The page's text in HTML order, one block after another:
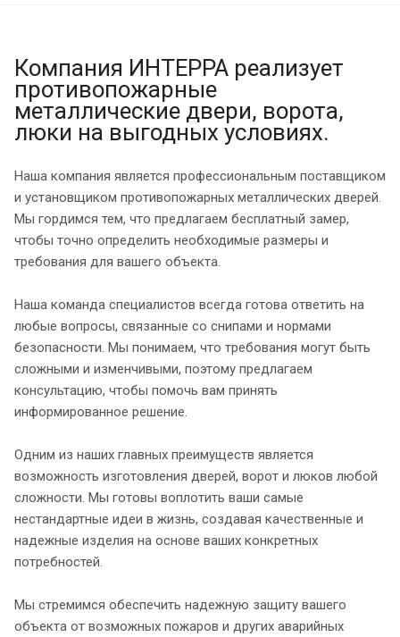
Компания ИНТЕРРА реализует
противопожарные
металлические двери, ворота,
люки на выгодных условиях.
Наша компания является профессиональным поставщиком
и установщиком противопожарных металлических дверей.
Мы гордимся тем, что предлагаем бесплатный замер,
чтобы точно определить необходимые размеры и
требования для вашего объекта.
Наша команда специалистов всегда готова ответить на
любые вопросы, связанные со снипами и нормами
безопасности. Мы понимаем, что требования могут быть
сложными и изменчивыми, поэтому предлагаем
консультацию, чтобы помочь вам принять
информированное решение.
Одним из наших главных преимуществ является
возможность изготовления дверей, ворот и люков любой
сложности. Мы готовы воплотить ваши самые
нестандартные идеи в жизнь, создавая качественные и
надежные изделия на основе ваших конкретных
потребностей.
Мы стремимся обеспечить надежную защиту вашего
объекта от возможных пожаров и других аварийных